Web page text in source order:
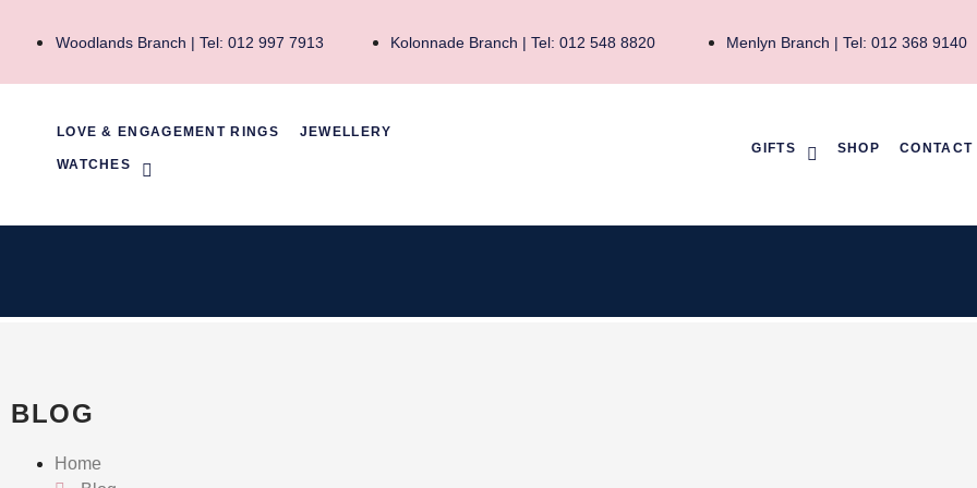
Woodlands Branch | Tel: 012 997 7913 Kolonnade Branch | Tel: 012 548 8820 Menlyn Branch | Tel: 012 368 9140
LOVE & ENGAGEMENT RINGS JEWELLERY
WATCHES
GIFTS SHOP CONTACT
BLOG
Home